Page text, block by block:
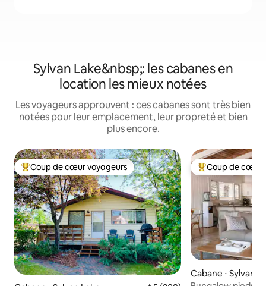
Sylvan Lake&nbsp;: les cabanes en
location les mieux notées
Les voyageurs approuvent : ces cabanes sont très bien
notées pour leur emplacement, leur propreté et bien
plus encore.
Coups de cœur voyageurs les plus appréciés
Coup de cœur voyageurs Coups de cœur
Coup de cœur
Cabane ⋅ Sylvan